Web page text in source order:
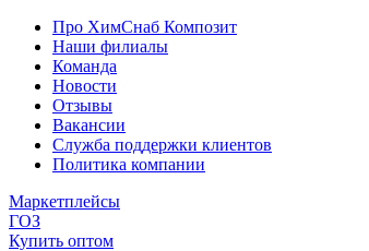
Про ХимСнаб Композит
Наши филиалы
Команда
Новости
Отзывы
Вакансии
Служба поддержки клиентов
Политика компании
Маркетплейсы
ГОЗ
Купить оптом